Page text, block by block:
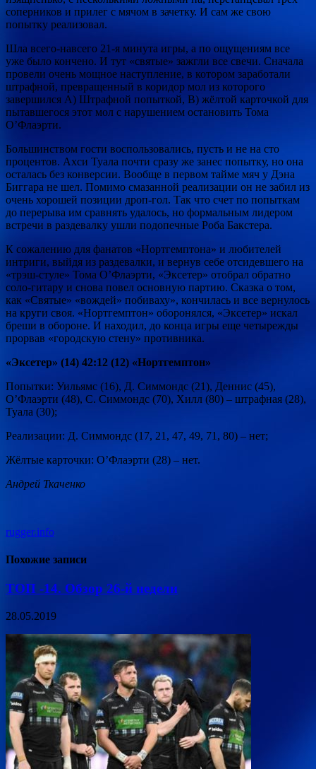
соперников и прилег с мячом в зачетку. И сам же свою
попытку реализовал.
Шла всего-навсего 21-я минута игры, а по ощущениям все
уже было кончено. И тут «святые» зажгли все свечи. Сначала
провели очень мощное наступление, в котором заработали
штрафной, превращенный в коридор мол из которого
завершился А) Штрафной попыткой, В) жёлтой карточкой для
пытавшегося этот мол с нарушением остановить Тома
О’Флаэрти.
Большинством гости воспользовались, пусть и не на сто
процентов. Ахси Туала почти сразу же занес попытку, но она
осталась без конверсии. Вообще в первом тайме мяч у Дэна
Биггара не шел. Помимо смазанной реализации он не забил из
очень хорошей позиции дроп-гол. Так что счет по попыткам
до перерыва им сравнять удалось, но формальным лидером
встречи в раздевалку ушли подопечные Роба Бакстера.
К сожалению для фанатов «Нортгемптона» и любителей
интриги, выйдя из раздевалки, и вернув себе отсидевшего на
«трэш-стуле» Тома О’Флаэрти, «Эксетер» отобрал обратно
соло-гитару и снова повел основную партию. Сказка о том,
как «Святые» «вождей» побиваху», кончилась и все вернулось
на круги своя. «Нортгемптон» оборонялся, «Эксетер» искал
бреши в обороне. И находил, до конца игры еще четырежды
прорвав «городскую стену» противника.
«Эксетер» (14) 42:12 (12) «Нортгемптон»
Попытки: Уильямс (16), Д. Симмондс (21), Деннис (45),
О’Флаэрти (48), С. Симмондс (70), Хилл (80) – штрафная (28),
Туала (30);
Реализации: Д. Симмондс (17, 21, 47, 49, 71, 80) – нет;
Жёлтые карточки: О’Флаэрти (28) – нет.
Андрей Ткаченко
rugger.info
Похожие записи
ТОП -14. Обзор 26-й недели
28.05.2019